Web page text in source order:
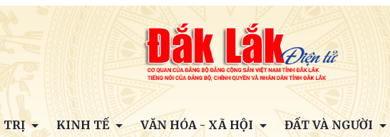
TRỊ KINH TẾ VĂN HÓA - XÃ HỘI ĐẤT VÀ NGƯỜI